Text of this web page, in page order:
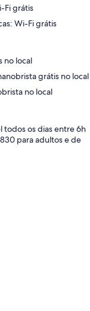
Fi grátis
Wi-Fi grátis
no local
grátis no local
no local
todos os dias entre 6h
para adultos e de